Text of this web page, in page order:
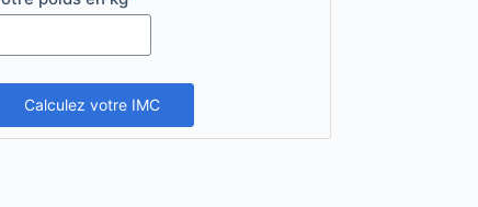
Calculez votre IMC